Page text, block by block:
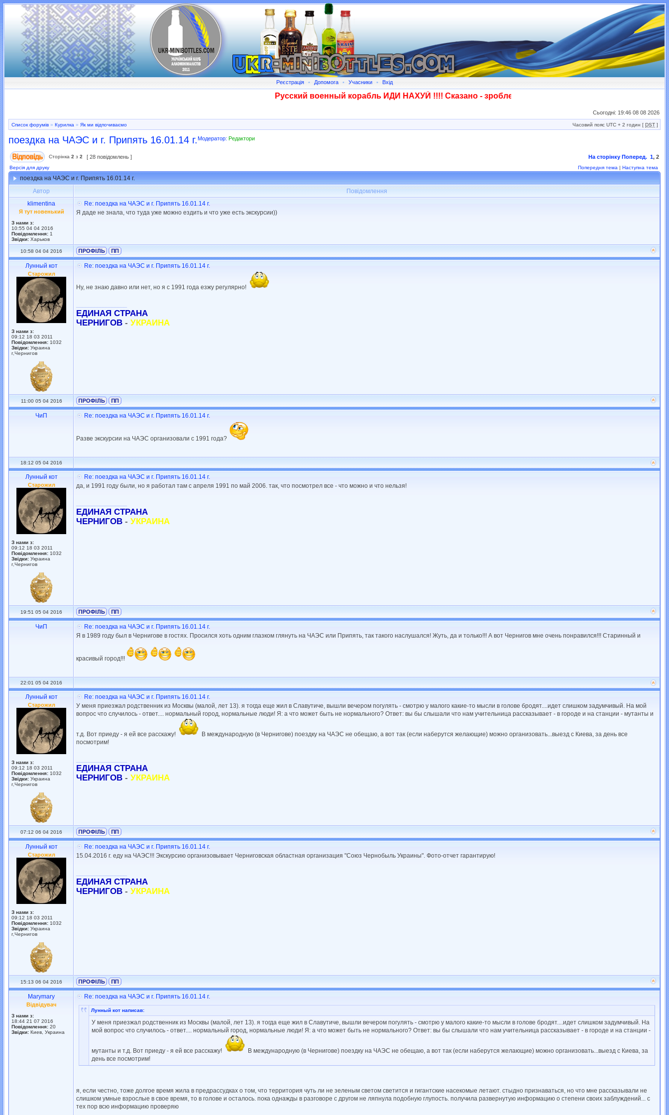
Реєстрація • Допомога • Учасники • Вхід
Русский военный корабль ИДИ НАХУЙ !!!! Сказано - зроблено! Слава ЗСУ!!!
Сьогодні: 19:46 08 08 2026
Список форумів » Курилка » Як ми відпочиваємо Часовий пояс UTC + 2 годин [ DST ]
поездка на ЧАЭС и г. Припять 16.01.14 г.Модератор: Редактори
Сторінка 2 з 2 [ 28 повідомлень ] На сторінку Поперед. 1, 2
Версія для друку Попередня тема | Наступна тема
поездка на ЧАЭС и г. Припять 16.01.14 г.
Автор
Повідомлення
klimentina
Я тут новенький
З нами з:
10:55 04 04 2016
Повідомлення: 1
Звідки: Харьков
Re: поездка на ЧАЭС и г. Припять 16.01.14 г.
Я даде не знала, что туда уже можно ездить и что уже есть экскурсии))
10:58 04 04 2016
Лунный кот
Старожил
З нами з:
09:12 18 03 2011
Повідомлення: 1032
Звідки: Украина
г,Чернигов
Re: поездка на ЧАЭС и г. Припять 16.01.14 г.
Ну, не знаю давно или нет, но я с 1991 года езжу регулярно!
ЕДИНАЯ СТРАНА
ЧЕРНИГОВ - УКРАИНА
11:00 05 04 2016
ЧиП Re: поездка на ЧАЭС и г. Припять 16.01.14 г.
Разве экскурсии на ЧАЭС организовали с 1991 года?
18:12 05 04 2016
Лунный кот
Старожил
З нами з:
09:12 18 03 2011
Повідомлення: 1032
Звідки: Украина
г,Чернигов
Re: поездка на ЧАЭС и г. Припять 16.01.14 г.
да, и 1991 году были, но я работал там с апреля 1991 по май 2006. так, что посмотрел все - что можно и что нельзя!
ЕДИНАЯ СТРАНА
ЧЕРНИГОВ - УКРАИНА
19:51 05 04 2016
ЧиП
Re: поездка на ЧАЭС и г. Припять 16.01.14 г.
Я в 1989 году был в Чернигове в гостях. Просился хоть одним глазком глянуть на ЧАЭС или Припять, так такого наслушался! Жуть, да и только!!! А вот Чернигов мне очень понравился!!! Старинный и
красивый город!!!
22:01 05 04 2016
Лунный кот
Старожил
З нами з:
09:12 18 03 2011
Повідомлення: 1032
Звідки: Украина
г,Чернигов
Re: поездка на ЧАЭС и г. Припять 16.01.14 г.
У меня приезжал родственник из Москвы (малой, лет 13). я тогда еще жил в Славутиче, вышли вечером погулять - смотрю у малого какие-то мысли в голове бродят....идет слишком задумчивый. На мой
вопрос что случилось - ответ.... нормальный город, нормальные люди! Я: а что может быть не нормального? Ответ: вы бы слышали что нам учительница рассказывает - в городе и на станции - мутанты и
т.д. Вот приеду - я ей все расскажу!
В международную (в Чернигове) поездку на ЧАЭС не обещаю, а вот так (если наберутся желающие) можно организовать...выезд с Киева, за день все
посмотрим!
ЕДИНАЯ СТРАНА
ЧЕРНИГОВ - УКРАИНА
07:12 06 04 2016
Лунный кот
Старожил
З нами з:
09:12 18 03 2011
Повідомлення: 1032
Звідки: Украина
г,Чернигов
Re: поездка на ЧАЭС и г. Припять 16.01.14 г.
15.04.2016 г. еду на ЧАЭС!!! Экскурсию организовывает Черниговская областная организация "Союз Чернобыль Украины". Фото-отчет гарантирую!
ЕДИНАЯ СТРАНА
ЧЕРНИГОВ - УКРАИНА
15:13 06 04 2016
Marymary
Відвідувач
З нами з:
18:44 21 07 2016
Повідомлення: 20
Звідки: Киев, Украина
Re: поездка на ЧАЭС и г. Припять 16.01.14 г.
Лунный кот написав:
У меня приезжал родственник из Москвы (малой, лет 13). я тогда еще жил в Славутиче, вышли вечером погулять - смотрю у малого какие-то мысли в голове бродят....идет слишком задумчивый. На
мой вопрос что случилось - ответ.... нормальный город, нормальные люди! Я: а что может быть не нормального? Ответ: вы бы слышали что нам учительница рассказывает - в городе и на станции -
мутанты и т.д. Вот приеду - я ей все расскажу!
В международную (в Чернигове) поездку на ЧАЭС не обещаю, а вот так (если наберутся желающие) можно организовать...выезд с Киева, за
день все посмотрим!
я, если честно, тоже долгое время жила в предрассудках о том, что территория чуть ли не зеленым светом светится и гигантские насекомые летают. стыдно признаваться, но что мне рассказывали не
слишком умные взрослые в свое время, то в голове и осталось. пока однажды в разговоре с другом не ляпнула подобную глупость. получила развернутую информацию о степени своих заблуждений... с
тех пор всю информацию проверяю